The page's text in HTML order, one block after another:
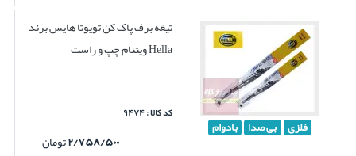
فلزی بی صدا بادوام
تیغه برف پاک کن تویوتا هایس برند
Hella ویتنام چپ و راست
کد کالا : ۹۴۷۴
۲/۷۵۸/۵۰۰تومان